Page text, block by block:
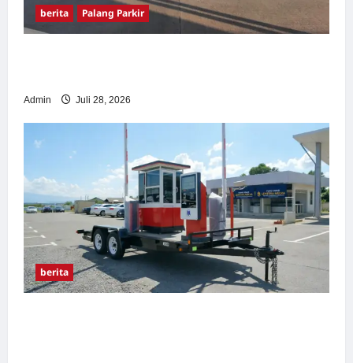
berita Palang Parkir
Admin Juli 28, 2026
berita